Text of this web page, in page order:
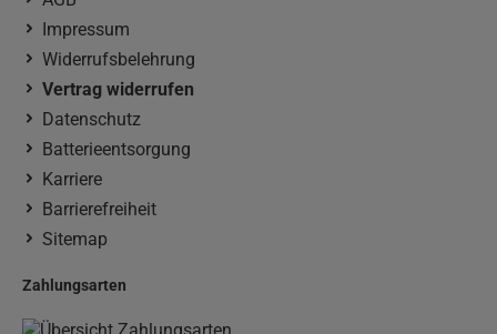
Impressum
Widerrufsbelehrung
Vertrag widerrufen
Datenschutz
Batterieentsorgung
Karriere
Barrierefreiheit
Sitemap
Zahlungsarten